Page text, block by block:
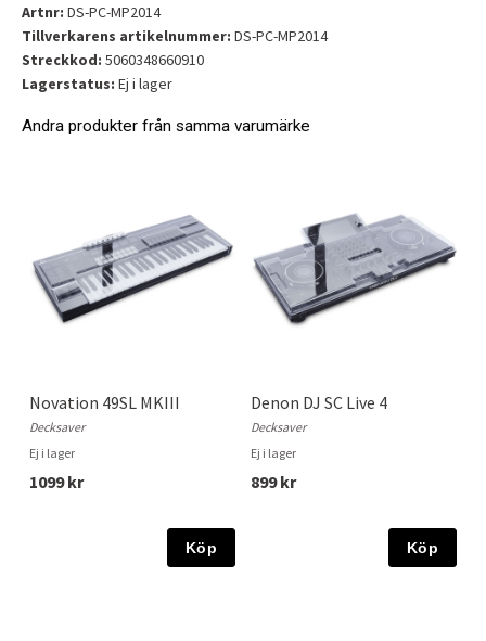
Artnr: DS-PC-MP2014
Tillverkarens artikelnummer: DS-PC-MP2014
Streckkod: 5060348660910
Lagerstatus: Ej i lager
Andra produkter från samma varumärke
Novation 49SL MKIII
Decksaver
Ej i lager
1099 kr
Köp
Denon DJ SC Live 4
Decksaver
Ej i lager
899 kr
Köp